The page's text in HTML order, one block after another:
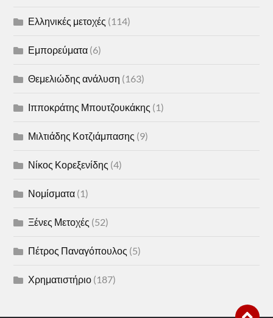
Ελληνικές μετοχές (114)
Εμπορεύματα (6)
Θεμελιώδης ανάλυση (163)
Ιπποκράτης Μπουτζουκάκης (1)
Μιλτιάδης Κοτζιάμπασης (9)
Νίκος Κορεξενίδης (4)
Νομίσματα (1)
Ξένες Μετοχές (52)
Πέτρος Παναγόπουλος (5)
Χρηματιστήριο (187)